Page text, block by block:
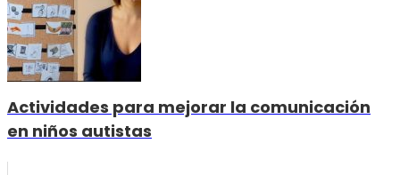
Actividades para mejorar la comunicación
en niños autistas